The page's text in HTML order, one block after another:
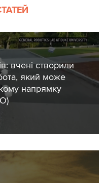
вчені створили
який може
напрямку